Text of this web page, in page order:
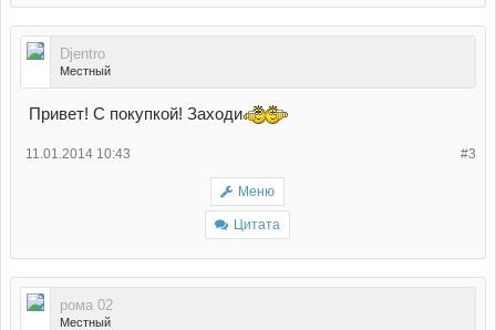
Djentro
Местный
Привет! С покупкой! Заходи
#3
11.01.2014 10:43
Меню
Цитата
рома 02
Местный